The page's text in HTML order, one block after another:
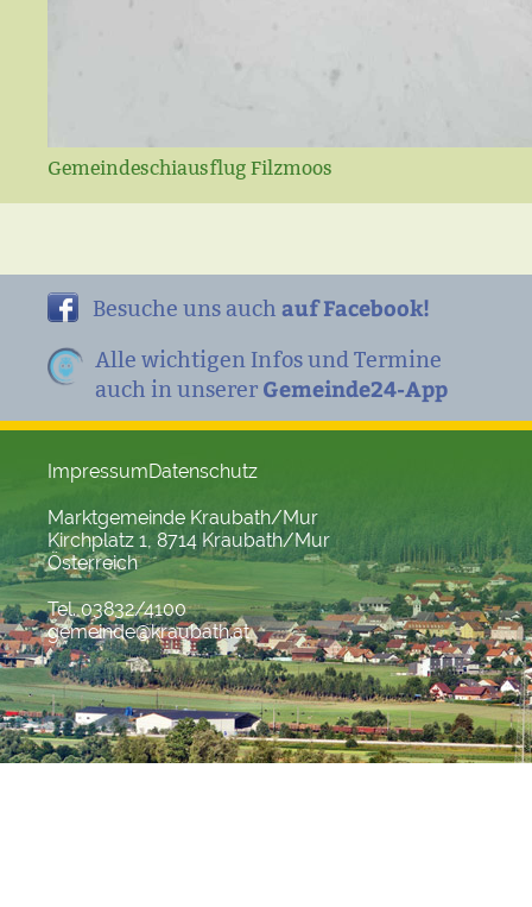
Gemeindeschiausflug Filzmoos
Besuche uns auch auf Facebook!
Alle wichtigen Infos und Termine
auch in unserer Gemeinde24-App
ImpressumDatenschutz
Marktgemeinde Kraubath/Mur
Kirchplatz 1, 8714 Kraubath/Mur
Österreich
Tel. 03832/4100
gemeinde@kraubath.at